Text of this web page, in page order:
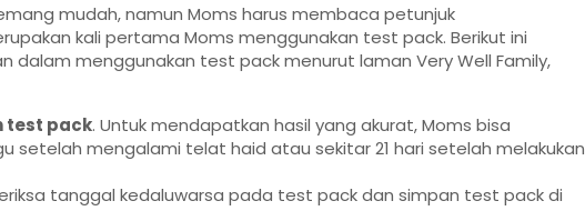
mudah, namun Moms harus membaca petunjuk
kali pertama Moms menggunakan test pack. Berikut ini
dalam menggunakan test pack menurut laman Very Well Family,
test pack. Untuk mendapatkan hasil yang akurat, Moms bisa
setelah mengalami telat haid atau sekitar 21 hari setelah melakukan
tanggal kedaluwarsa pada test pack dan simpan test pack di